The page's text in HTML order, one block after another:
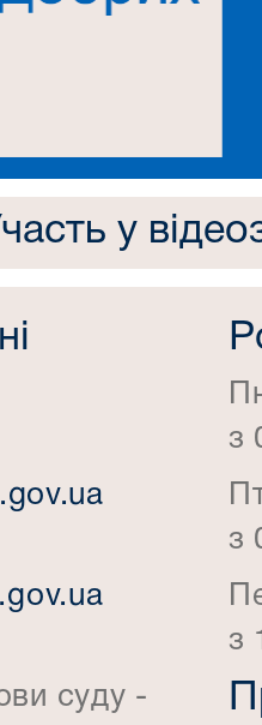
у
суду -
з
з
з